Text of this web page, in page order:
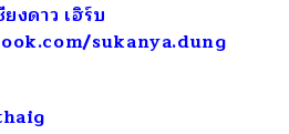
งดาว เฮิร์บ
sukanya.dung